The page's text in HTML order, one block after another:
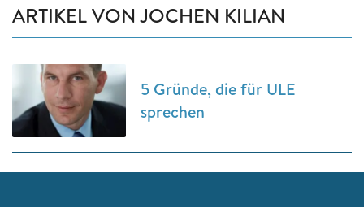
ARTIKEL VON JOCHEN KILIAN
5 Gründe, die für ULE
sprechen